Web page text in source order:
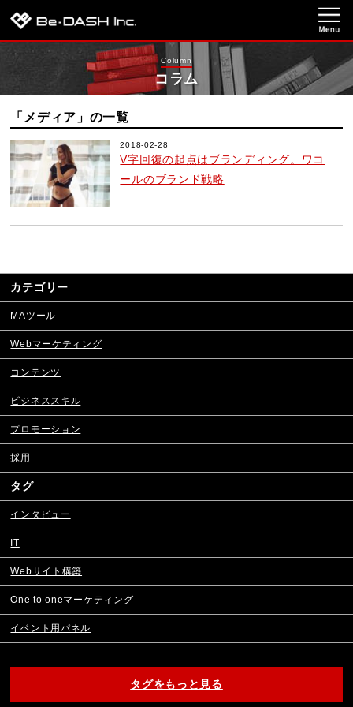
Column
コラム
「メディア」の一覧
2018-02-28
V字回復の起点はブランディング。ワコ
ールのブランド戦略
カテゴリー
MAツール
Webマーケティング
コンテンツ
ビジネススキル
プロモーション
採用
タグ
インタビュー
IT
Webサイト構築
One to oneマーケティング
イベント用パネル
タグをもっと見る